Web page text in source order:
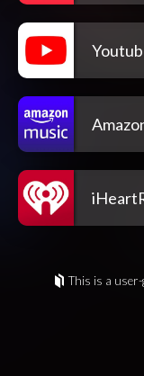
This is a user-